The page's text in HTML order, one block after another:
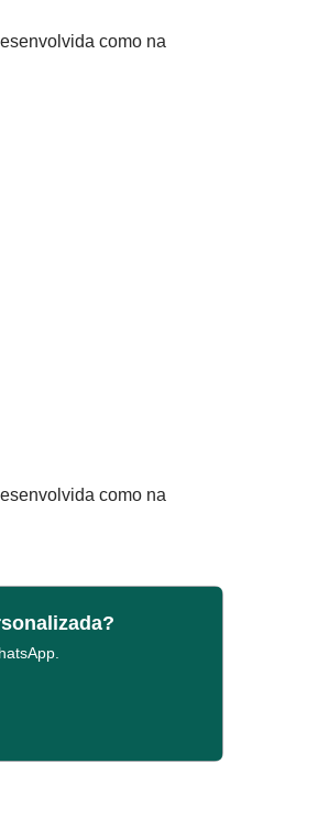
como na
como na